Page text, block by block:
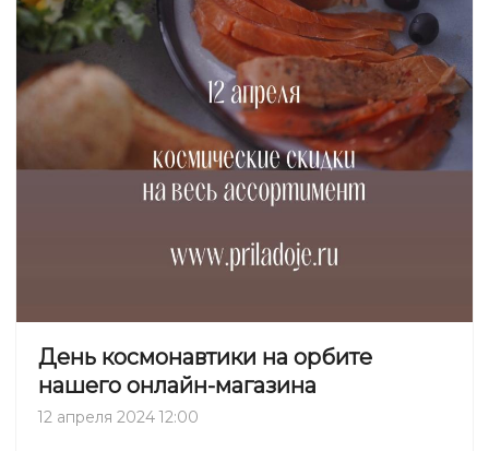
День космонавтики на орбите
нашего онлайн-магазина
12 апреля 2024 12:00